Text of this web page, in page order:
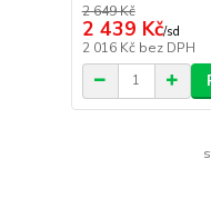
2 649 Kč
2 439 Kč/sd
2 016 Kč bez DPH